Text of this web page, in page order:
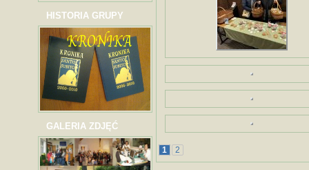
HISTORIA GRUPY
GALERIA ZDJĘĆ
1 2